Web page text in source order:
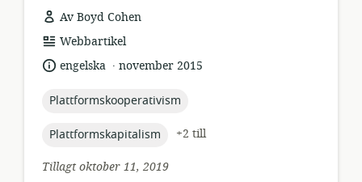
Av Boyd Cohen
resursformat:
Webbartikel
språk:engelska .
publiceringsdatum:
november 2015
topic:
Plattformskooperativism
topic:
Plattformskapitalism
+2 till
Tillagt oktober 11, 2019